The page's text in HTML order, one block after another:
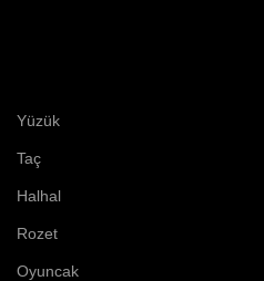
Yüzük
Taç
Halhal
Rozet
Oyuncak